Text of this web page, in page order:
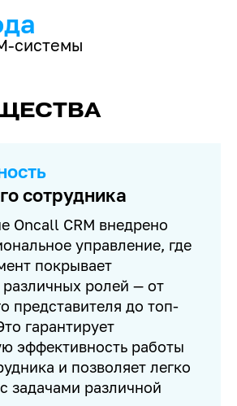
системы
сотрудника
Oncall CRM внедрено
управление, где
покрывает
различных ролей — от
представителя до топ-
гарантирует
эффективность работы
и позволяет легко
задачами различной